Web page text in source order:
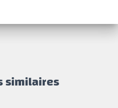
similaires